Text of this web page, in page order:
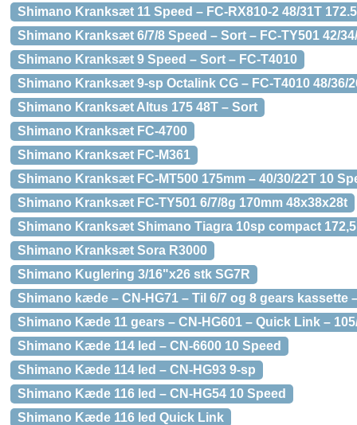
Shimano Kranksæt 11 Speed – FC-RX810-2 48/31T
Shimano Kranksæt 6/7/8 Speed – Sort – FC-TY501 42/
Shimano Kranksæt 9 Speed – Sort – FC-T4010
Shimano Kranksæt 9-sp Octalink CG – FC-T4010 48/36/
Shimano Kranksæt Altus 175 48T – Sort
Shimano Kranksæt FC-4700
Shimano Kranksæt FC-M361
Shimano Kranksæt FC-MT500 175mm – 40/30/22T 10
Shimano Kranksæt FC-TY501 6/7/8g 170mm 48x38x28t
Shimano Kranksæt Shimano Tiagra 10sp compact
Shimano Kranksæt Sora R3000
Shimano Kuglering 3/16"x26 stk SG7R
Shimano kæde – CN-HG71 – Til 6/7 og 8 gears kassette
Shimano Kæde 11 gears – CN-HG601 – Quick Link –
Shimano Kæde 114 led – CN-6600 10 Speed
Shimano Kæde 114 led – CN-HG93 9-sp
Shimano Kæde 116 led – CN-HG54 10 Speed
Shimano Kæde 116 led Quick Link